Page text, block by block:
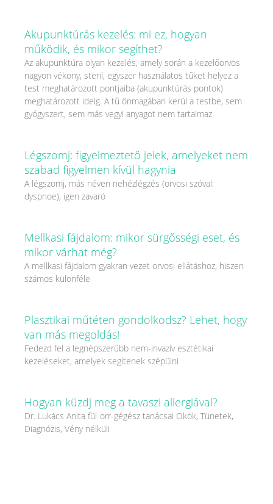
Akupunktúrás kezelés: mi ez, hogyan
működik, és mikor segíthet?
Az akupunktúra olyan kezelés, amely során a kezelőorvos
nagyon vékony, steril, egyszer használatos tűket helyez a
test meghatározott pontjaiba (akupunktúrás pontok)
meghatározott ideig. A tű önmagában kerül a testbe, sem
gyógyszert, sem más vegyi anyagot nem tartalmaz.
Légszomj: figyelmeztető jelek, amelyeket nem
szabad figyelmen kívül hagynia
A légszomj, más néven nehézlégzés (orvosi szóval:
dyspnoe), igen zavaró
Mellkasi fájdalom: mikor sürgősségi eset, és
mikor várhat még?
A mellkasi fájdalom gyakran vezet orvosi ellátáshoz, hiszen
számos különféle
Plasztikai műtéten gondolkodsz? Lehet, hogy
van más megoldás!
Fedezd fel a legnépszerűbb nem-invazív esztétikai
kezeléseket, amelyek segítenek szépülni
Hogyan küzdj meg a tavaszi allergiával?
Dr. Lukács Anita fül-orr-gégész tanácsai Okok, Tünetek,
Diagnózis, Vény nélküli